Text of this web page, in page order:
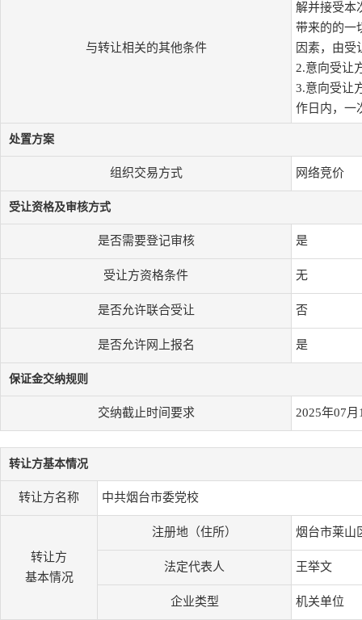
与转让相关的其他条件
解并接受本
带来的的一
因素，由受
2.意向受让
3.意向受让
作日内，一
处置方案
组织交易方式 网络竞价
受让资格及审核方式
是否需要登记审核 是
受让方资格条件 无
是否允许联合受让 否
是否允许网上报名 是
保证金交纳规则
交纳截止时间要求 2025年07月
转让方基本情况
转让方名称 中共烟台市委党校
转让方
基本情况
注册地（住所） 烟台市莱山
法定代表人 王举文
企业类型 机关单位